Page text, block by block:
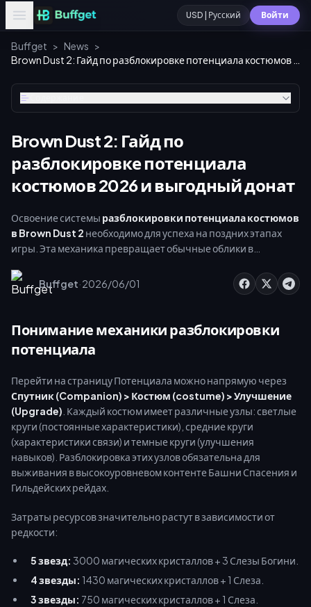
USD | Русский Войти
Buffget > News >
Brown Dust 2: Гайд по
разблокировке потенциала
костюмов 2026 и выгодный донат
Освоение системы разблокировки потенциала костюмов
в Brown Dust 2 необходимо для успеха на поздних этапах
игры. Эта механика превращает обычные облики в
характеристики, бонусы связи и улучшения навыков. С
появлением летних Live2D-костюмов, меняющих
алмазов становится критически важным. В этом гайде
указаны точные затраты материалов, эффективные
маршруты фарма и способы безопасного пополнения
планирования гачи.
Buffget·2026/06/01
Понимание механики разблокировки
потенциала
Перейти на страницу Потенциала можно напрямую через
Спутник (Companion) > Костюм (costume) > Улучшение
(Upgrade) . Каждый костюм имеет различные узлы: светлые
круги (постоянные характеристики), средние круги
(характеристики связи) и темные круги (улучшения
навыков). Разблокировка этих узлов обязательна для
выживания в высокоуровневом контенте Башни Спасения и
Гильдейских рейдах.
Затраты ресурсов значительно растут в зависимости от
редкости:
5 звезд: 3000 магических кристаллов + 3 Слезы Богини.
4 звезды: 1430 магических кристаллов + 1 Слеза.
3 звезды: 750 магических кристаллов + 1 Слеза.